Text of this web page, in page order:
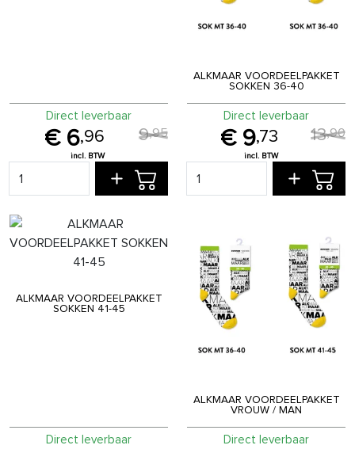
6,96 9,95
Direct leverbaar
ALKMAAR VOORDEELPAKKET
SOKKEN 36-40
9,73 13,90
Direct leverbaar
ALKMAAR VOORDEELPAKKET
SOKKEN 41-45
Direct leverbaar
ALKMAAR VOORDEELPAKKET
VROUW / MAN
Direct leverbaar